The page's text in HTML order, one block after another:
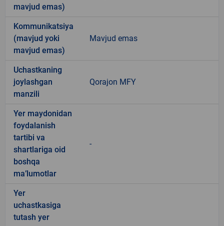
mavjud emas)
Kommunikatsiya
(mavjud yoki
mavjud emas)
Mavjud emas
Uchastkaning
joylashgan
manzili
Qorajon MFY
Yer maydonidan
foydalanish
tartibi va
shartlariga oid
boshqa
ma’lumotlar
-
Yer
uchastkasiga
tutash yer